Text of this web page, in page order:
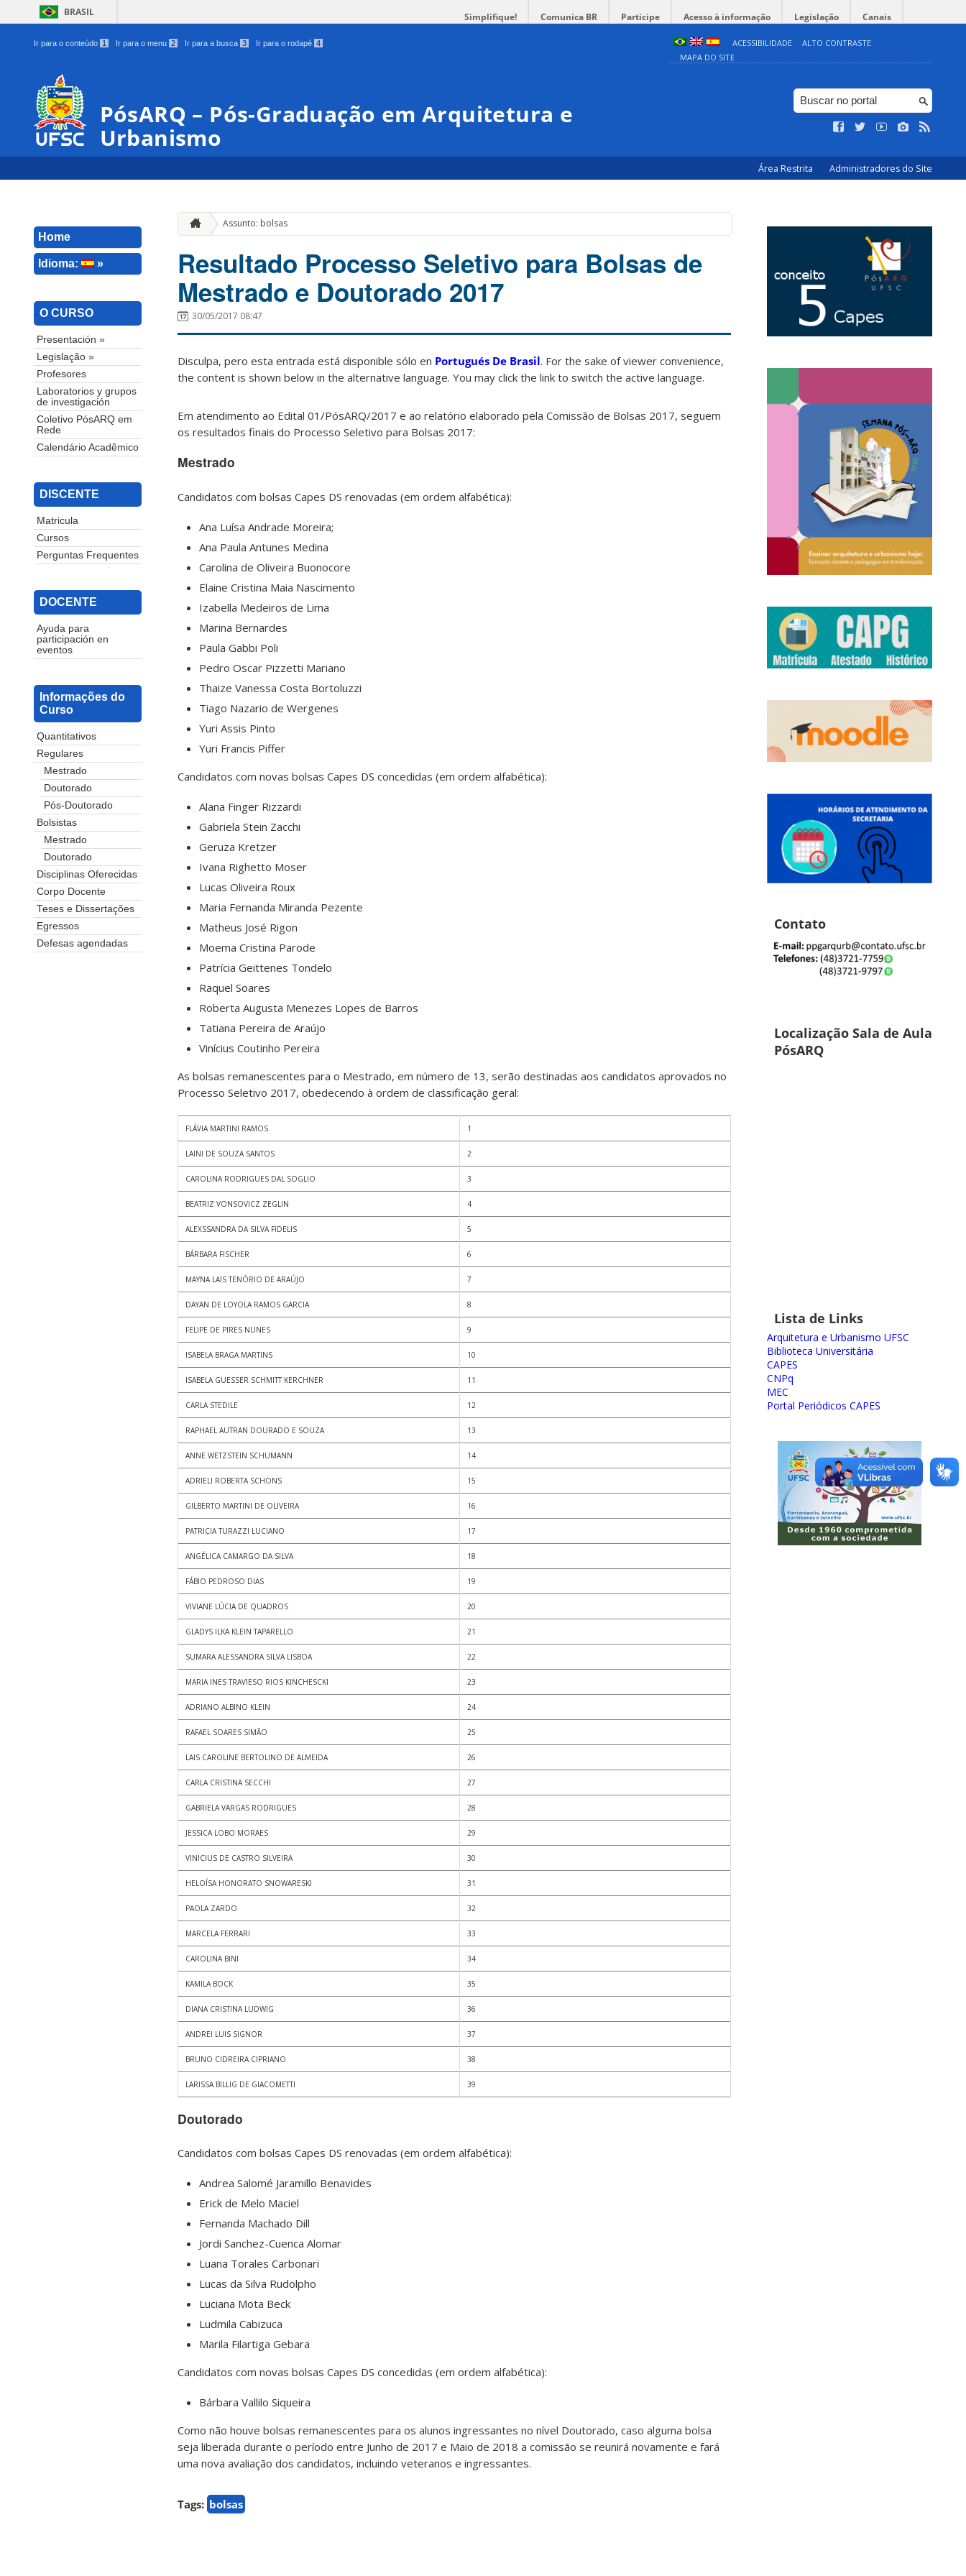
BRASIL Simplifique! Comunica BR Participe Acesso à informação Legislação Canais
Ir para o conteúdo 1 Ir para o menu 2 Ir para a busca 3 Ir para o rodapé 4 ACESSIBILIDADE
ALTO CONTRASTE
MAPA DO SITE
PósARQ – Pós-Graduação em Arquitetura e
Urbanismo
Área Restrita Administradores do Site
Home
Idioma: »
O CURSO
Presentación »
Legislação »
Profesores
Laboratorios y grupos
de investigación
Coletivo PósARQ em
Rede
Calendário Acadêmico
DISCENTE
Matricula
Cursos
Perguntas Frequentes
DOCENTE
Ayuda para
participación en
eventos
Informações do
Curso
Quantitativos
Regulares
Mestrado
Doutorado
Pós-Doutorado
Bolsistas
Mestrado
Doutorado
Disciplinas Oferecidas
Corpo Docente
Teses e Dissertações
Egressos
Defesas agendadas
Assunto: bolsas
Resultado Processo Seletivo para Bolsas de
Mestrado e Doutorado 2017
30/05/2017 08:47
Disculpa, pero esta entrada está disponible sólo en Portugués De Brasil. For the sake of viewer convenience,
the content is shown below in the alternative language. You may click the link to switch the active language.
Em atendimento ao Edital 01/PósARQ/2017 e ao relatório elaborado pela Comissão de Bolsas 2017, seguem
os resultados finais do Processo Seletivo para Bolsas 2017:
Mestrado
Candidatos com bolsas Capes DS renovadas (em ordem alfabética):
Ana Luísa Andrade Moreira;
Ana Paula Antunes Medina
Carolina de Oliveira Buonocore
Elaine Cristina Maia Nascimento
Izabella Medeiros de Lima
Marina Bernardes
Paula Gabbi Poli
Pedro Oscar Pizzetti Mariano
Thaize Vanessa Costa Bortoluzzi
Tiago Nazario de Wergenes
Yuri Assis Pinto
Yuri Francis Piffer
Candidatos com novas bolsas Capes DS concedidas (em ordem alfabética):
Alana Finger Rizzardi
Gabriela Stein Zacchi
Geruza Kretzer
Ivana Righetto Moser
Lucas Oliveira Roux
Maria Fernanda Miranda Pezente
Matheus José Rigon
Moema Cristina Parode
Patrícia Geittenes Tondelo
Raquel Soares
Roberta Augusta Menezes Lopes de Barros
Tatiana Pereira de Araújo
Vinícius Coutinho Pereira
As bolsas remanescentes para o Mestrado, em número de 13, serão destinadas aos candidatos aprovados no
Processo Seletivo 2017, obedecendo à ordem de classificação geral:
FLÁVIA MARTINI RAMOS 1
LAINI DE SOUZA SANTOS 2
CAROLINA RODRIGUES DAL SOGLIO 3
BEATRIZ VONSOVICZ ZEGLIN 4
ALEXSSANDRA DA SILVA FIDELIS 5
BÁRBARA FISCHER 6
MAYNA LAIS TENÓRIO DE ARAÚJO 7
DAYAN DE LOYOLA RAMOS GARCIA 8
FELIPE DE PIRES NUNES 9
ISABELA BRAGA MARTINS 10
ISABELA GUESSER SCHMITT KERCHNER 11
CARLA STEDILE 12
RAPHAEL AUTRAN DOURADO E SOUZA 13
ANNE WETZSTEIN SCHUMANN 14
ADRIELI ROBERTA SCHONS 15
GILBERTO MARTINI DE OLIVEIRA 16
PATRICIA TURAZZI LUCIANO 17
ANGÉLICA CAMARGO DA SILVA 18
FÁBIO PEDROSO DIAS 19
VIVIANE LÚCIA DE QUADROS 20
GLADYS ILKA KLEIN TAPARELLO 21
SUMARA ALESSANDRA SILVA LISBOA 22
MARIA INES TRAVIESO RIOS KINCHESCKI 23
ADRIANO ALBINO KLEIN 24
RAFAEL SOARES SIMÃO 25
LAIS CAROLINE BERTOLINO DE ALMEIDA 26
CARLA CRISTINA SECCHI 27
GABRIELA VARGAS RODRIGUES 28
JESSICA LOBO MORAES 29
VINICIUS DE CASTRO SILVEIRA 30
HELOÍSA HONORATO SNOWARESKI 31
PAOLA ZARDO 32
MARCELA FERRARI 33
CAROLINA BINI 34
KAMILA BOCK 35
DIANA CRISTINA LUDWIG 36
ANDREI LUIS SIGNOR 37
BRUNO CIDREIRA CIPRIANO 38
LARISSA BILLIG DE GIACOMETTI 39
Doutorado
Candidatos com bolsas Capes DS renovadas (em ordem alfabética):
Andrea Salomé Jaramillo Benavides
Erick de Melo Maciel
Fernanda Machado Dill
Jordi Sanchez-Cuenca Alomar
Luana Torales Carbonari
Lucas da Silva Rudolpho
Luciana Mota Beck
Ludmila Cabizuca
Marila Filartiga Gebara
Candidatos com novas bolsas Capes DS concedidas (em ordem alfabética):
Bárbara Vallilo Siqueira
Como não houve bolsas remanescentes para os alunos ingressantes no nível Doutorado, caso alguma bolsa
seja liberada durante o período entre Junho de 2017 e Maio de 2018 a comissão se reunirá novamente e fará
uma nova avaliação dos candidatos, incluindo veteranos e ingressantes.
Tags: bolsas
Contato
Localização Sala de Aula
PósARQ
Lista de Links
Arquitetura e Urbanismo UFSC
Biblioteca Universitária
CAPES
CNPq
MEC
Portal Periódicos CAPES